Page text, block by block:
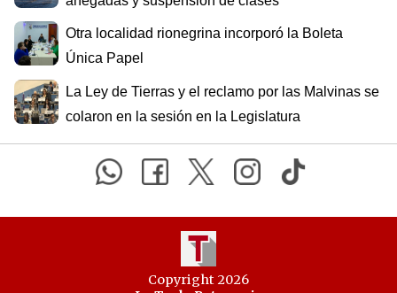
Otra localidad rionegrina incorporó la Boleta
Única Papel
La Ley de Tierras y el reclamo por las Malvinas se
colaron en la sesión en la Legislatura
Copyright 2026